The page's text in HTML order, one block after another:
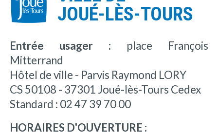
JOUÉ-LÈS-TOURS
Entrée usager : place François
Mitterrand
Hôtel de ville - Parvis Raymond LORY
CS 50108 - 37301 Joué-lès-Tours Cedex
Standard : 02 47 39 70 00
HORAIRES D'OUVERTURE :